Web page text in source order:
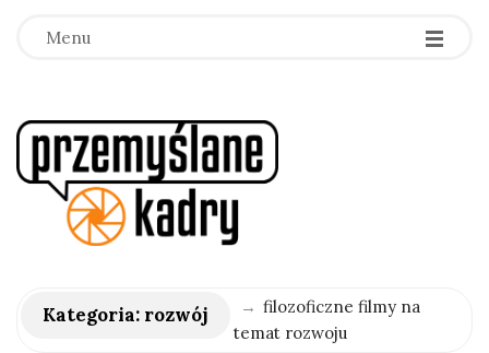
Menu
p
Kategoria: rozwój → filozoficzne filmy na
temat rozwoju